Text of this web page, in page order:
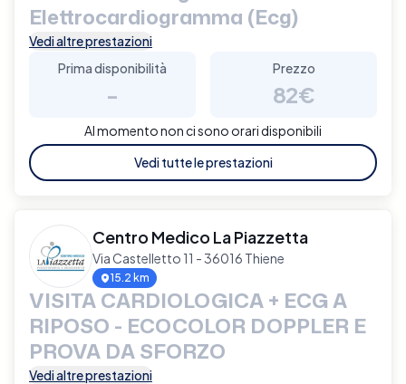
Elettrocardiogramma (Ecg)
Vedi altre prestazioni
Prima disponibilità
-
Prezzo
82€
Al momento non ci sono orari disponibili
Vedi tutte le prestazioni
Centro Medico La Piazzetta
Via Castelletto 11 - 36016 Thiene
15.2 km
VISITA CARDIOLOGICA + ECG A
RIPOSO - ECOCOLOR DOPPLER E
PROVA DA SFORZO
Vedi altre prestazioni